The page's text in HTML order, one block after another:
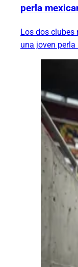
perla
Los dos clubes
una joven perla